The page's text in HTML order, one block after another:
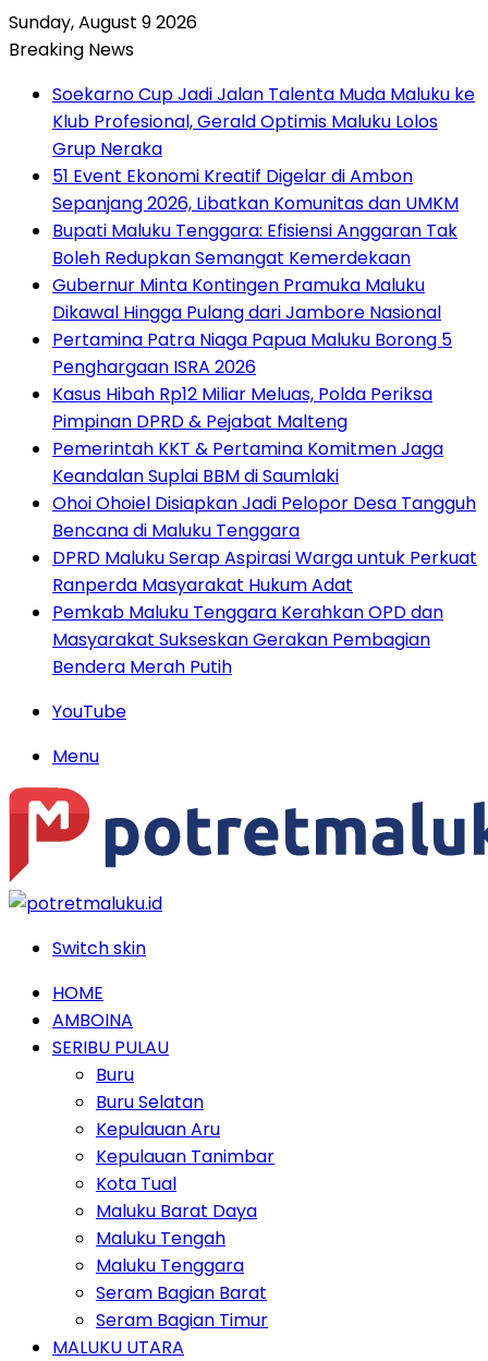
Sunday, August 9 2026
Breaking News
Soekarno Cup Jadi Jalan Talenta Muda Maluku ke
Klub Profesional, Gerald Optimis Maluku Lolos
Grup Neraka
51 Event Ekonomi Kreatif Digelar di Ambon
Sepanjang 2026, Libatkan Komunitas dan UMKM
Bupati Maluku Tenggara: Efisiensi Anggaran Tak
Boleh Redupkan Semangat Kemerdekaan
Gubernur Minta Kontingen Pramuka Maluku
Dikawal Hingga Pulang dari Jambore Nasional
Pertamina Patra Niaga Papua Maluku Borong 5
Penghargaan ISRA 2026
Kasus Hibah Rp12 Miliar Meluas, Polda Periksa
Pimpinan DPRD & Pejabat Malteng
Pemerintah KKT & Pertamina Komitmen Jaga
Keandalan Suplai BBM di Saumlaki
Ohoi Ohoiel Disiapkan Jadi Pelopor Desa Tangguh
Bencana di Maluku Tenggara
DPRD Maluku Serap Aspirasi Warga untuk Perkuat
Ranperda Masyarakat Hukum Adat
Pemkab Maluku Tenggara Kerahkan OPD dan
Masyarakat Sukseskan Gerakan Pembagian
Bendera Merah Putih
YouTube
Menu
Switch skin
HOME
AMBOINA
SERIBU PULAU
Buru
Buru Selatan
Kepulauan Aru
Kepulauan Tanimbar
Kota Tual
Maluku Barat Daya
Maluku Tengah
Maluku Tenggara
Seram Bagian Barat
Seram Bagian Timur
MALUKU UTARA